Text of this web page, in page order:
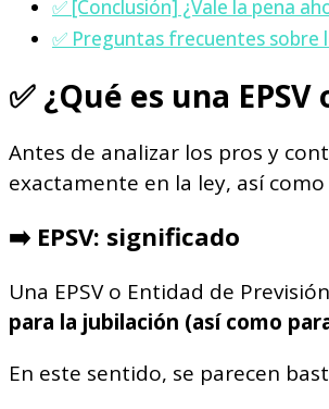
✅ [Conclusión] ¿Vale la pena
✅ Preguntas frecuentes sobre
✅ ¿Qué es una
Antes de analizar los pros y
exactamente en la ley, así
➡️ EPSV: significado
Una EPSV o Entidad de
para la jubilación (así como
En este sentido, se parecen